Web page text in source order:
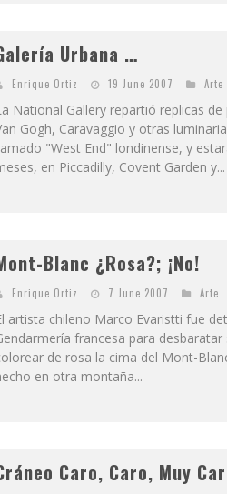
Urbana …
Enrique Ortiz 19 June 2007 Arte
National Gallery repartió replicas de
Gogh, Caravaggio y otras
"West End" londinense, y
en Piccadilly, Covent Garden y...
Blanc ¿Rosa?; ¡No!
Enrique Ortiz 7 June 2007 Arte
artista chileno Marco Evaristti fue
francesa para
de rosa la cima del Mont-
en otra montaña...
Caro, Caro, Muy